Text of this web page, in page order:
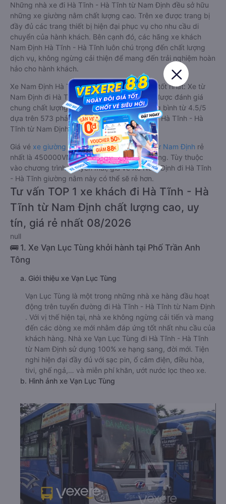
Những nhà xe đi Hà Tĩnh - Hà Tĩnh từ Nam Định đều sở hữu
những xe giường nằm chất lượng cao. Trên xe được trang bị
đầy đủ các trang thiết bị hiện đại phục vụ cho nhu cầu di
chuyển của hành khách. Bên cạnh đó, các hãng xe khách
Nam Định Hà Tĩnh - Hà Tĩnh luôn chú trọng đến chất lượng
dịch vụ, không ngừng cải thiện để mang đến trải nghiệm hoàn
hảo cho hành khách.
Xe Nam Định Hà Tĩnh - Hà Tĩnh giường nằm tốt nhất: Xe từ
Nam Định đi Hà Tĩnh - Hà Tĩnh giường nằm được đánh giá
chung chất lượng Tốt với điểm đánh giá trung bình từ 4.5/5
dựa trên 573 phản hồi của hành khách Xe về Hà Tĩnh - Hà
Tĩnh từ Nam Định.
Giá vé xe giường nằm đi Hà Tĩnh - Hà Tĩnh từ Nam Định rẻ
nhất là 450000VND của hãng xe Vạn Lục Tùng. Tùy thuộc
vào chương trình khuyến mãi, giá vé Xe Nam Định đi Hà Tĩnh
- Hà Tĩnh giường nằm này có thể sẽ rẻ hơn.
Tư vấn TOP 1 xe khách đi Hà Tĩnh - Hà
Tĩnh từ Nam Định chất lượng cao, uy
tín, giá rẻ nhất 08/2026
null
🚌 1. Xe Vạn Lục Tùng khởi hành tại Phố Trần Anh
Tông
a. Giới thiệu xe Vạn Lục Tùng
Vạn Lục Tùng là một trong những nhà xe hàng đầu hoạt
động trên tuyến đường đi Hà Tĩnh - Hà Tĩnh từ Nam Định
. Với vị thế hiện tại, nhà xe không ngừng cải tiến và mang
đến các dòng xe mới nhằm đáp ứng tốt nhất nhu cầu của
khách hàng. Nhà xe Vạn Lục Tùng đi Hà Tĩnh - Hà Tĩnh
từ Nam Định sử dụng 100% xe hạng sang, đời mới. Tiện
nghi hiện đại đầy đủ với sạc pin, ổ cắm điện, điều hòa,
tivi, ghế ngả,… và miễn phí khăn, ướt nước lọc theo xe.
b. Hình ảnh xe Vạn Lục Tùng